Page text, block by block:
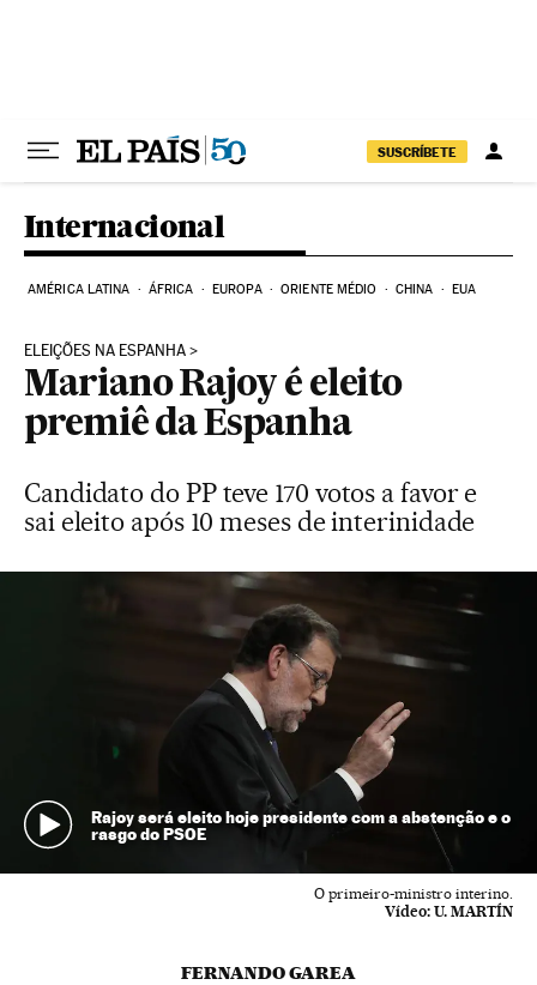
SUSCRÍBETE
Internacional
AMÉRICA LATINA ÁFRICA EUROPA ORIENTE MÉDIO CHINA EUA
ELEIÇÕES NA ESPANHA
Mariano Rajoy é eleito
premiê da Espanha
Candidato do PP teve 170 votos a favor e
sai eleito após 10 meses de interinidade
Rajoy será eleito hoje presidente com a abstenção e o
rasgo do PSOE
O primeiro-ministro interino.
Vídeo: U. MARTÍN
FERNANDO GAREA